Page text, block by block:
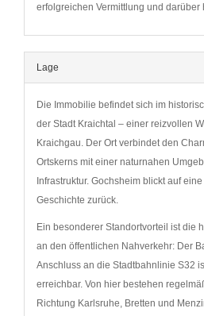
erfolgreichen Vermittlung und darüber
Lage
Die Immobilie befindet sich im
der Stadt Kraichtal – einer reizvollen
Kraichgau. Der Ort verbindet den
Ortskerns mit einer naturnahen
Infrastruktur. Gochsheim blickt auf
Geschichte zurück.
Ein besonderer Standortvorteil ist die
an den öffentlichen Nahverkehr: Der
Anschluss an die Stadtbahnlinie S32
erreichbar. Von hier bestehen
Richtung Karlsruhe, Bretten und